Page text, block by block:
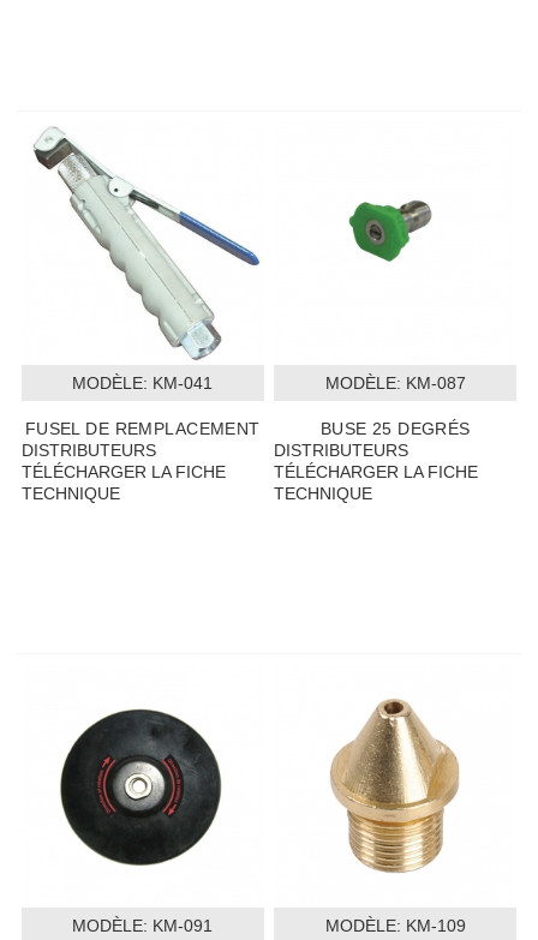
MODÈLE: KM-041
FUSEL DE REMPLACEMENT
DISTRIBUTEURS
TÉLÉCHARGER LA FICHE
TECHNIQUE
MODÈLE: KM-087
BUSE 25 DEGRÉS
DISTRIBUTEURS
TÉLÉCHARGER LA FICHE
TECHNIQUE
MODÈLE: KM-091 MODÈLE: KM-109